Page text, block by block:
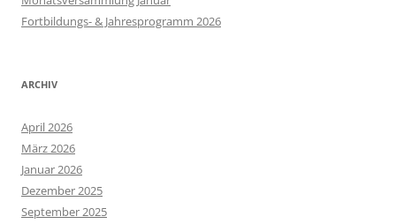
Fortbildungs- & Jahresprogramm 2026
ARCHIV
April 2026
März 2026
Januar 2026
Dezember 2025
September 2025